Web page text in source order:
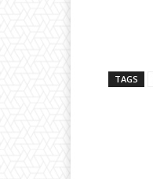
TAGS